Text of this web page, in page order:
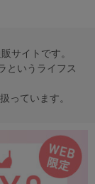
サイトです。
という ライフス
っています。